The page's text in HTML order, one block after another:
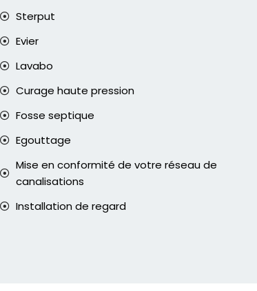
Sterput
Evier
Lavabo
Curage haute pression
Fosse septique
Egouttage
Mise en conformité de votre réseau de
canalisations
Installation de regard